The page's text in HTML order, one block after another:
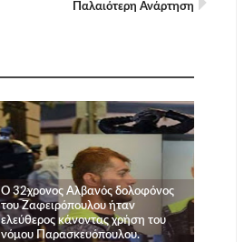
Παλαιότερη Ανάρτηση
Ο 32χρονος Αλβανός δολοφόνος
του Ζαφειρόπουλου ήταν
ελεύθερος κάνοντας χρήση του
νόμου Παρασκευόπουλου.